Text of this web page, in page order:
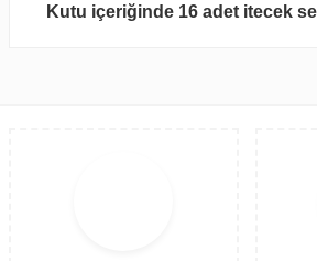
Kutu içeriğinde 16 adet itecek